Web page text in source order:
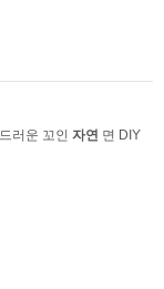
러운 꼬인 자연 면 DIY